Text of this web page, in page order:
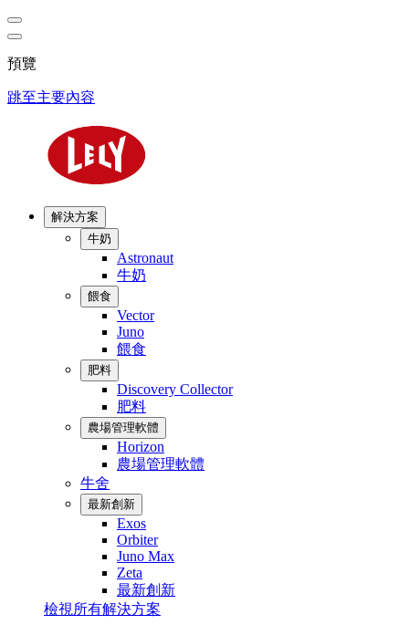
預覽
跳至主要內容
解決方案
牛奶
Astronaut
牛奶
餵食
Vector
Juno
餵食
肥料
Discovery Collector
肥料
農場管理軟體
Horizon
農場管理軟體
牛舍
最新創新
Exos
Orbiter
Juno Max
Zeta
最新創新
檢視所有解決方案